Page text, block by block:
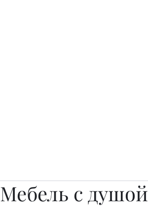
Мебель с душой